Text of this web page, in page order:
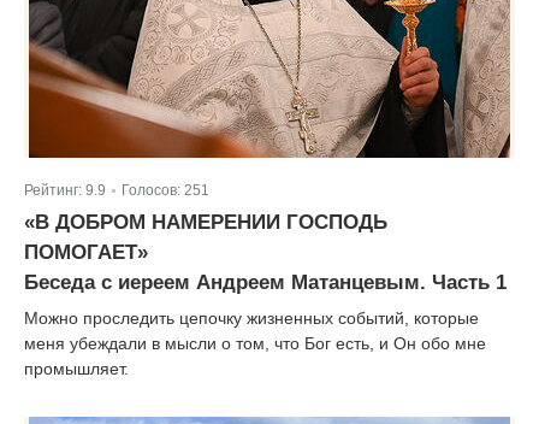
Рейтинг: 9.9 Голосов: 251
«В ДОБРОМ НАМЕРЕНИИ ГОСПОДЬ
ПОМОГАЕТ»
Беседа с иереем Андреем Матанцевым. Часть 1
Можно проследить цепочку жизненных событий, которые
меня убеждали в мысли о том, что Бог есть, и Он обо мне
промышляет.